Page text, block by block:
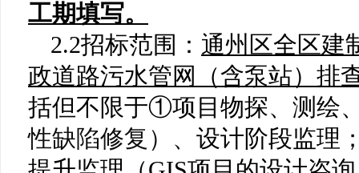
工期填写。
2.2招标范围： 通州区全区建
政道路污水管网（含泵站）排
括但不限于①项目 物探、 测绘
性缺陷修复） 、 设计阶段监理